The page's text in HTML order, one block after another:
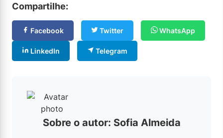
Compartilhe:
Facebook Twitter WhatsApp
LinkedIn Telegram
Sobre o autor: Sofia Almeida